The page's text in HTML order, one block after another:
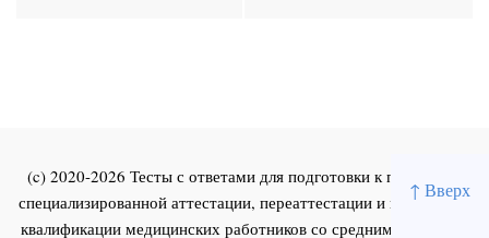
↑ Вверх
(c) 2020-2026 Тесты с ответами для подготовки к первичной
специализированной аттестации, переаттестации и повышения
квалификации медицинских работников со средним и высшим